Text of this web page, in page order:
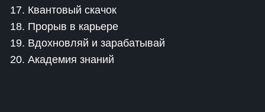
17. Квантовый скачок
18. Прорыв в карьере
19. Вдохновляй и зарабатывай
20. Академия знаний